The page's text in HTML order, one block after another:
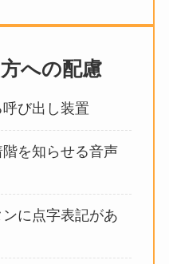
への配慮
び出し装置
を知らせる音声
に点字表記があ